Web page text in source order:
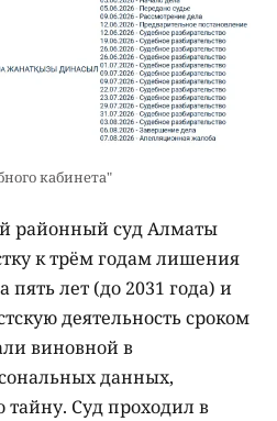
кабинета"
районный суд Алматы
к трём годам лишения
пять лет (до 2031 года) и
деятельность сроком
виновной в
данных,
Суд проходил в